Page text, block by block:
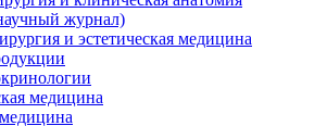
журнал)
и эстетическая медицина
медицина